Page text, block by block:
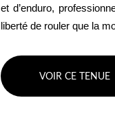
et d’enduro,
liberté de rouler que la
VOIR CE TENUE